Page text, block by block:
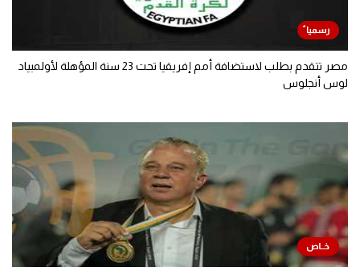
مصر تتقدم بطلب لاستضافة أمم إفريقيا تحت 23 سنة المؤهلة لأولمبياد
لوس أنجلوس